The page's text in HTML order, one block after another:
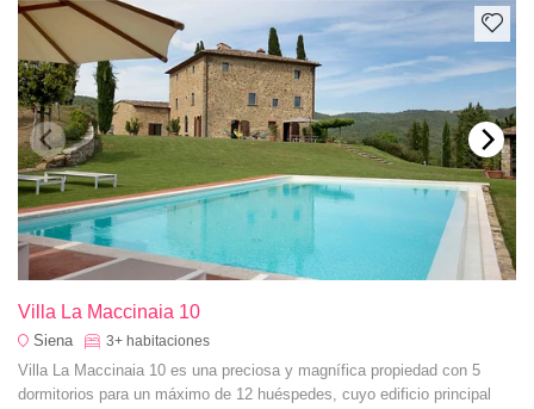
Villa La Maccinaia 10
Siena 3+ habitaciones
Villa La Maccinaia 10 es una preciosa y magnífica propiedad con 5
dormitorios para un máximo de 12 huéspedes, cuyo edificio principal